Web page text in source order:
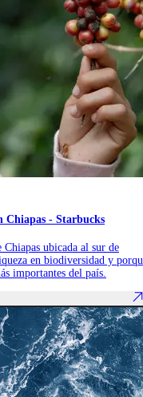
Chiapas - Starbucks
ubicada al sur de
en biodiversidad y
importantes del país.